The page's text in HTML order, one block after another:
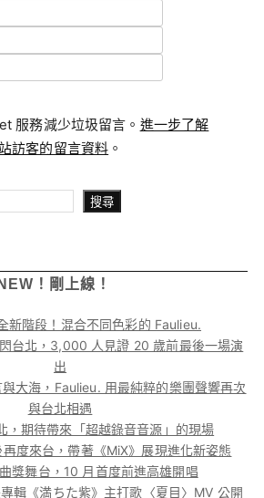
服務減少垃圾留言。 進一步了解
訪客的留言資料 。
搜尋
NEW！剛上線！
新階段！混合不同色彩的 Faulieu.
閃台北，3,000 人見證 20 歲前最後一場演
出
與大海，Faulieu. 用最純粹的樂團聲響再次
與台北相遇
，期待帶來「超越錄音音源」的現場
度來台，帶著《MiX》展現進化新姿態
獎舞台，10 月首度前進高雄開唱
輯《満ちた紫》主打歌〈夏目〉MV 公開